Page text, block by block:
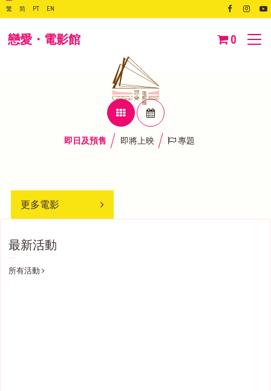
繁 简 PT EN
戀愛・電影館 0
即日及預售 即將上映 專題
更多電影
最新活動
所有活動